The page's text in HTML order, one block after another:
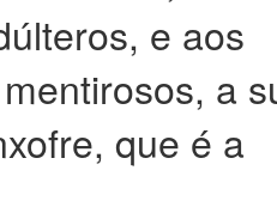
e aos
a
que é a